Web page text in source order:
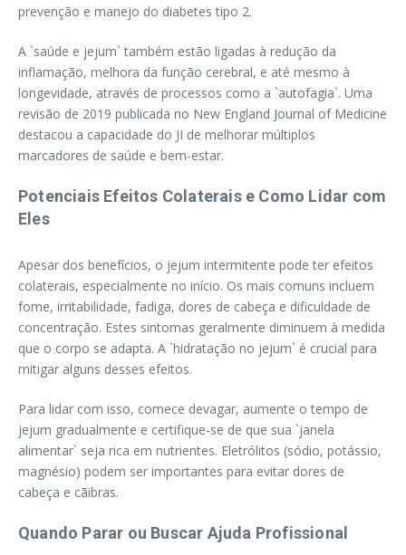
prevenção e manejo do diabetes tipo 2.
A `saúde e jejum` também estão ligadas à redução da
inflamação, melhora da função cerebral, e até mesmo à
longevidade, através de processos como a `autofagia`. Uma
revisão de 2019 publicada no New England Journal of Medicine
destacou a capacidade do JI de melhorar múltiplos
marcadores de saúde e bem-estar.
Potenciais Efeitos Colaterais e Como Lidar com
Eles
Apesar dos benefícios, o jejum intermitente pode ter efeitos
colaterais, especialmente no início. Os mais comuns incluem
fome, irritabilidade, fadiga, dores de cabeça e dificuldade de
concentração. Estes sintomas geralmente diminuem à medida
que o corpo se adapta. A `hidratação no jejum` é crucial para
mitigar alguns desses efeitos.
Para lidar com isso, comece devagar, aumente o tempo de
jejum gradualmente e certifique-se de que sua `janela
alimentar` seja rica em nutrientes. Eletrólitos (sódio, potássio,
magnésio) podem ser importantes para evitar dores de
cabeça e cãibras.
Quando Parar ou Buscar Ajuda Profissional